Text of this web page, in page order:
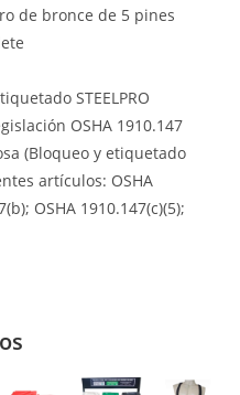
de bronce de 5 pines
STEELPRO
OSHA 1910.147
(Bloqueo y etiquetado
artículos: OSHA
OSHA 1910.147(c)(5);